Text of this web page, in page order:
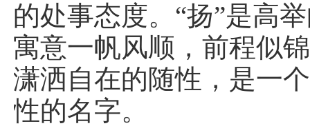
的处事态度。“扬”是高
寓意一帆风顺，前程似
潇洒自在的随性，是一
性的名字。